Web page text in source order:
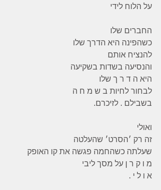
על הלוח לידי
החברים שלו
כשהפינה היא הדרך שלו
להנציח אותם
והנסיעה בשדות בשקיעה
היא ה ד ר ך שלו
לבחור לחיות ב ש מ ח ה
בשבילם . לזיכרם.
ואולי
זה רק ׳הסרט׳ שהעלטה
שעלתה כשהחמה פגשה את קו האופק
מ ו ק ר ן על מסך ליבי
א ו ל י .